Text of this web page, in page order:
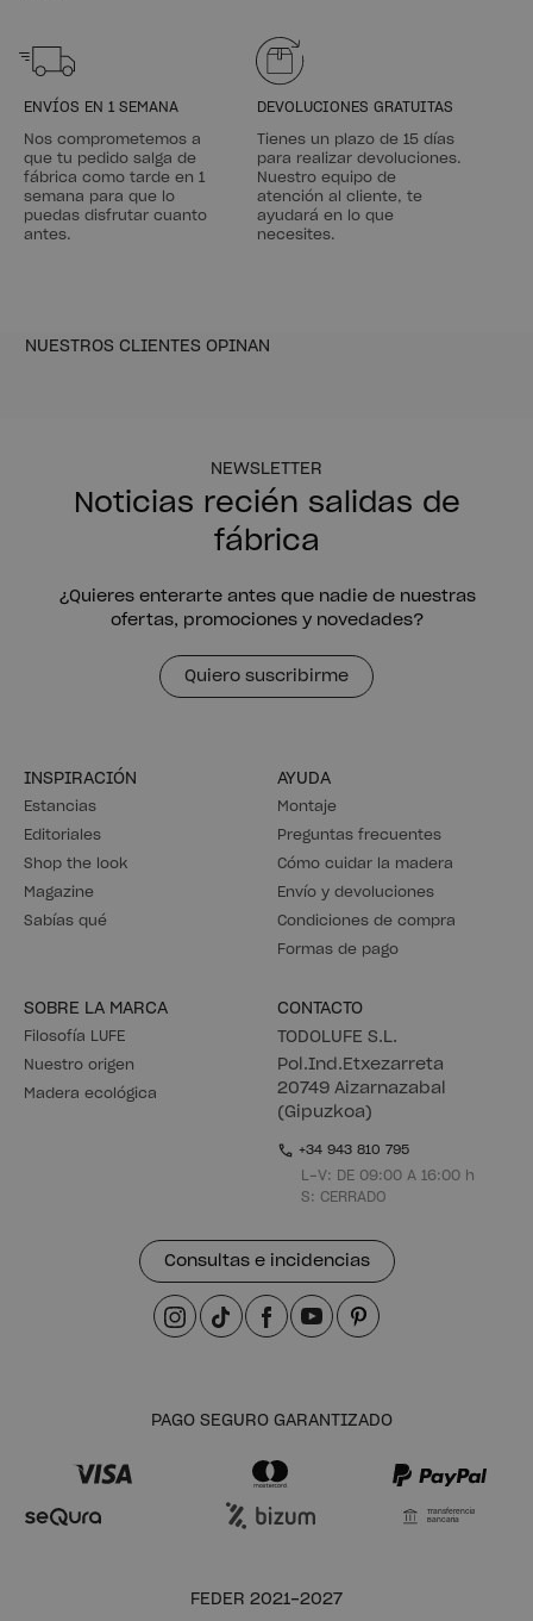
ENVÍOS EN 1 SEMANA
Nos comprometemos a
que tu pedido salga de
fábrica como tarde en 1
semana para que lo
puedas disfrutar cuanto
antes.
DEVOLUCIONES GRATUITAS
Tienes un plazo de 15 días
para realizar devoluciones.
Nuestro equipo de
atención al cliente, te
ayudará en lo que
necesites.
NUESTROS CLIENTES OPINAN
NEWSLETTER
Noticias recién salidas de
fábrica
¿Quieres enterarte antes que nadie de nuestras
ofertas, promociones y novedades?
Quiero suscribirme
INSPIRACIÓN
Estancias
Editoriales
Shop the look
Magazine
Sabías qué
AYUDA
Montaje
Preguntas frecuentes
Cómo cuidar la madera
Envío y devoluciones
Condiciones de compra
Formas de pago
SOBRE LA MARCA
Filosofía LUFE
Nuestro origen
Madera ecológica
CONTACTO
TODOLUFE S.L.
Pol.Ind.Etxezarreta
20749 Aizarnazabal
(Gipuzkoa)
+34 943 810 795
L-V: DE 09:00 A 16:00 h
S: CERRADO
Consultas e incidencias
PAGO SEGURO GARANTIZADO
Transferencia
Bancaria
FEDER 2021-2027